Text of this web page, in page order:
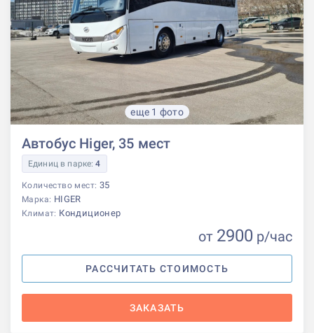
еще 1 фото
Автобус Higer, 35 мест
Единиц в парке:4
Количество мест: 35
Марка: HIGER
Климат: Кондиционер
от 2900 р/час
РАССЧИТАТЬ СТОИМОСТЬ
ЗАКАЗАТЬ